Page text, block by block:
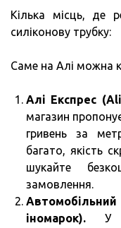
Кілька місць, де
силіконову трубку:
Саме на Алі можна
Алі Експрес
магазин
гривень за
багато, якість
шукайте
замовлення.
іномарок). У